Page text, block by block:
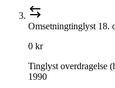
Omsetningtinglyst 18.
0 kr
Tinglyst overdragelse
1990